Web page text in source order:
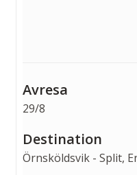
29/8
Örnsköldsvik - Split,